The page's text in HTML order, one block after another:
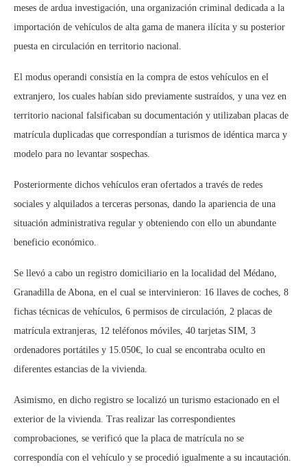
meses de ardua investigación, una organización criminal dedicada a la
importación de vehículos de alta gama de manera ilícita y su posterior
puesta en circulación en territorio nacional.
El modus operandi consistía en la compra de estos vehículos en el
extranjero, los cuales habían sido previamente sustraídos, y una vez en
territorio nacional falsificaban su documentación y utilizaban placas de
matrícula duplicadas que correspondían a turismos de idéntica marca y
modelo para no levantar sospechas.
Posteriormente dichos vehículos eran ofertados a través de redes
sociales y alquilados a terceras personas, dando la apariencia de una
situación administrativa regular y obteniendo con ello un abundante
beneficio económico.
Se llevó a cabo un registro domiciliario en la localidad del Médano,
Granadilla de Abona, en el cual se intervinieron: 16 llaves de coches, 8
fichas técnicas de vehículos, 6 permisos de circulación, 2 placas de
matrícula extranjeras, 12 teléfonos móviles, 40 tarjetas SIM, 3
ordenadores portátiles y 15.050€, lo cual se encontraba oculto en
diferentes estancias de la vivienda.
Asimismo, en dicho registro se localizó un turismo estacionado en el
exterior de la vivienda. Tras realizar las correspondientes
comprobaciones, se verificó que la placa de matrícula no se
correspondía con el vehículo y se procedió igualmente a su incautación.